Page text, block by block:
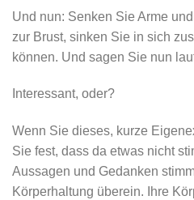
Und nun: Senken Sie Arme
zur Brust, sinken Sie in sich
können. Und sagen Sie nun
Interessant, oder?
Wenn Sie dieses, kurze
Sie fest, dass da etwas nicht
Aussagen und Gedanken
Körperhaltung überein. Ihre